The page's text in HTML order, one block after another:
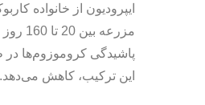
ایپرودیون از خانواده
پاشیدگی کروموزوم‌ها
این ترکیب، کاهش می‌دهد.